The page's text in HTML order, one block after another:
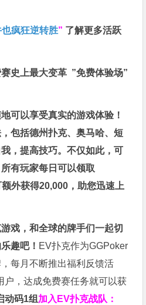
也疯狂逆转胜” 了解更多活跃
史上最大变革 ”免费体验场”
可以享受真实的游戏体验！
包括德州扑克、奥马哈、短
，提高技巧。不仅如此，可
有玩家每日可以领取
外获得20,000，助您迅速上
戏，和全球的牌手们一起切
趣吧！ EV扑克作为GGPoker
每月不断推出福利反馈活
户，达成免费赛任务就可以获
动码1组 加入EV扑克战队：